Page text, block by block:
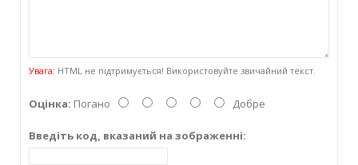
Увага: HTML не підтримується! Використовуйте звичайний текст.
Оцінка: Погано Добре
Введіть код, вказаний на зображенні: